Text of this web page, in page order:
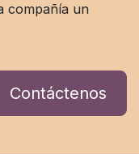
compañía un
Contáctenos